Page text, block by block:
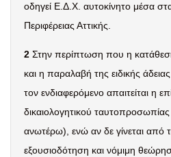
οδηγεί Ε.Δ.Χ. αυτοκίνητο μέσα στα
Περιφέρειας Αττικής.
2 Στην περίπτωση που η
και η παραλαβή της ειδικής
τον ενδιαφερόμενο απαιτείται η
δικαιολογητικού
ανωτέρω), ενώ αν δε γίνεται από
εξουσιοδότηση και νόμιμη